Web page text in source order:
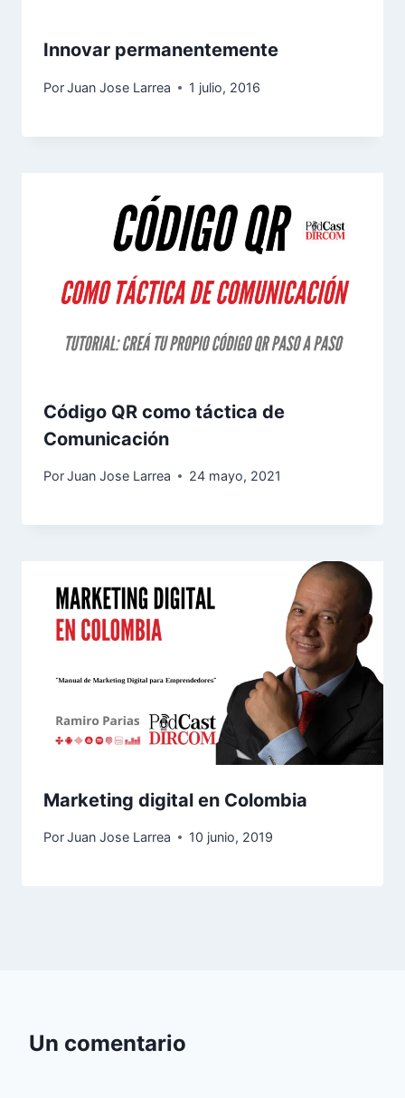
Innovar permanentemente
PorJuan Jose Larrea 1 julio, 2016
Código QR como táctica de
Comunicación
PorJuan Jose Larrea 24 mayo, 2021
Marketing digital en Colombia
PorJuan Jose Larrea 10 junio, 2019
Un comentario